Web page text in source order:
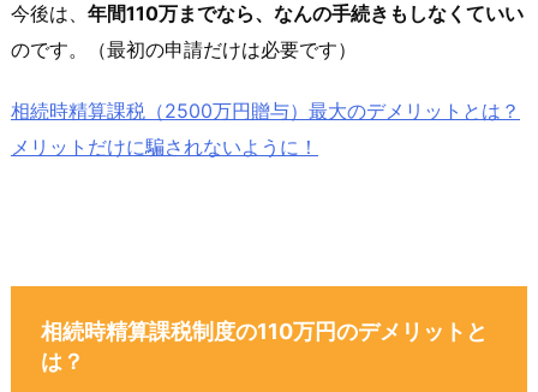
今後は、 年間110万までなら、なんの手続きもしなくていい
のです。（最初の申請だけは必要です）
相続時精算課税（2500万円贈与）最大のデメリットとは？
メリットだけに騙されないように！
相続時精算課税制度の110万円のデメリットと
は？